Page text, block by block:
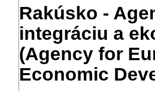
Rakúsko -
integráciu a
(Agency for
Economic